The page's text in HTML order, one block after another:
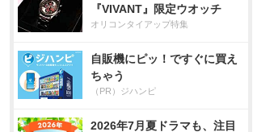
『VIVANT』限定ウオッチ
オリコンタイアップ特集
自販機にピッ！ですぐに買え
ちゃう
（PR）ジハンピ
2026年7月夏ドラマも、注目